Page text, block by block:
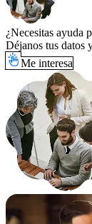
¿Necesitas ayuda
Déjanos tus datos
Me interesa